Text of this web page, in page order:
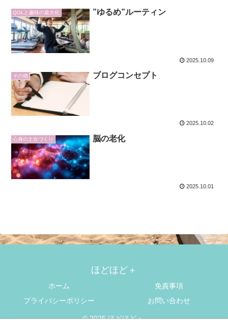
QOLと趣味の最大化 ”ゆるめ”ルーティン
2025.10.09
その他 ブログコンセプト
2025.10.02
心身の土台づくり 脳の老化
2025.10.01
ほどほど＋
ホーム
免責事項
プライバシーポリシー
お問い合わせ
© 2025 ほどほど＋.